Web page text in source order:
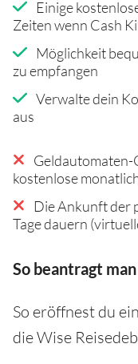
Einige
Zeiten wenn Cash
Möglichkeit
zu empfangen
Verwalte dein
aus
Geldautomaten-
kostenlose
Die Ankunft der
Tage dauern
So beantragt
So eröffnest du
die Wise